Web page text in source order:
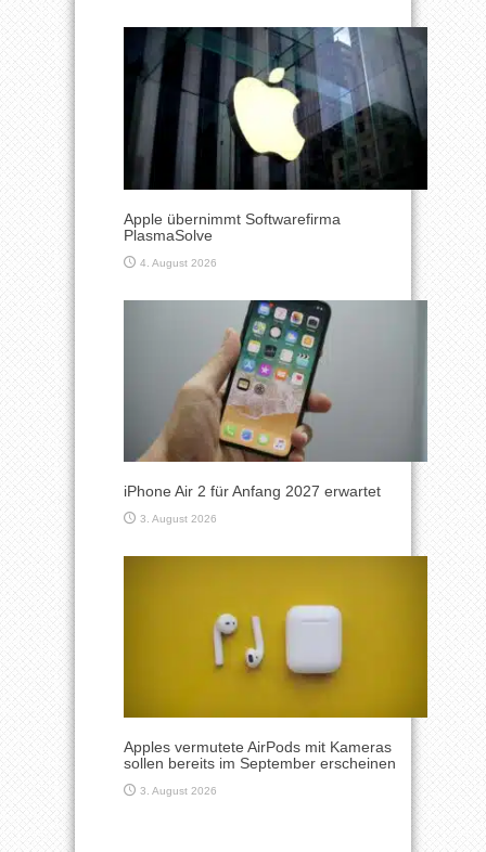
Apple übernimmt Softwarefirma
PlasmaSolve
4. August 2026
iPhone Air 2 für Anfang 2027 erwartet
3. August 2026
Apples vermutete AirPods mit Kameras
sollen bereits im September erscheinen
3. August 2026